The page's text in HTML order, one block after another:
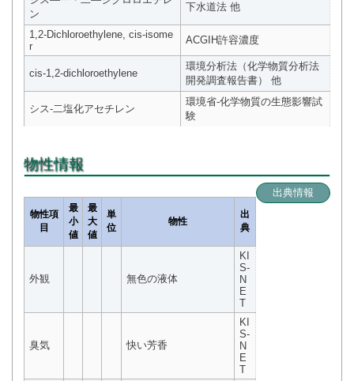
ン
下水道法 他
1,2-Dichloroethylene, cis-isome
r
ACGIH許容濃度
cis-1,2-dichloroethylene
環境分析法（化学物質分析法
開発調査報告書） 他
シス-二塩化アセチレン
環境省-化学物質の生態影響試
験
物性情報
出典情報
物性項
目
最
小
値
最
大
値
単
位
物性
出
典
外観 無色の液体
KI
S-
N
E
T
臭気 快い芳香
KI
S-
N
E
T